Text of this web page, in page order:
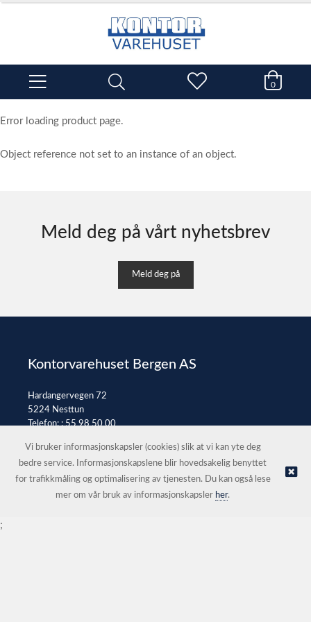
0
Error loading product page.
Object reference not set to an instance of an object.
Meld deg på vårt nyhetsbrev
Meld deg på
Kontorvarehuset Bergen AS
Hardangervegen 72
5224 Nesttun
Telefon: :55 98 50 00
© Kontorvarehuset Bergen AS |Nettbutikk levert av Kréatif
Vi bruker informasjonskapsler (cookies) slik at vi kan yte deg
bedre service. Informasjonskapslene blir hovedsakelig benyttet
for trafikkmåling og optimalisering av tjenesten. Du kan også lese
mer om vår bruk av informasjonskapsler her.
;